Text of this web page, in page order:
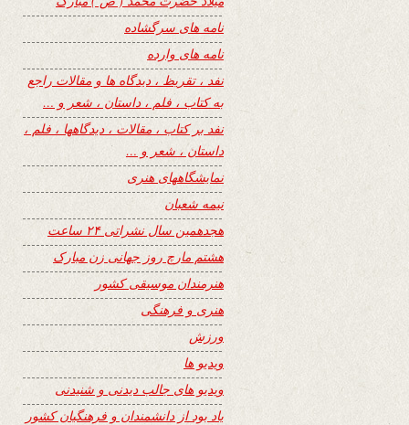
نامه های سرگشاده
نامه های وارده
نفد ، تقریظ ، دیدگاه ها و مقالات راجع
به کتاب ، فلم ، داستان ، شعر و …
نفد بر کتاب ، مقالات ، دیدگاهها ، فلم ،
داستان ، شعر و …
نمایشگاههای هنری
نیمه شعبان
هجدهمین سال نشراتی ۲۴ ساعت
هشتم مارچ روز جهانی زن مبارک
هنرمندان موسیقی کشور
هنری و فرهنگی
ورزش
ویدیو ها
ویدیو های جالب دیدنی و شنیدنی
یاد بود از دانشمندان و فرهنگیان کشور